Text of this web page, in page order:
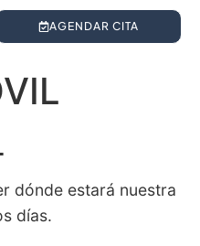
AGENDAR CITA
dónde estará nuestra
días.